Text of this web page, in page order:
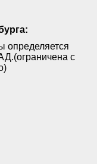
определяется
с